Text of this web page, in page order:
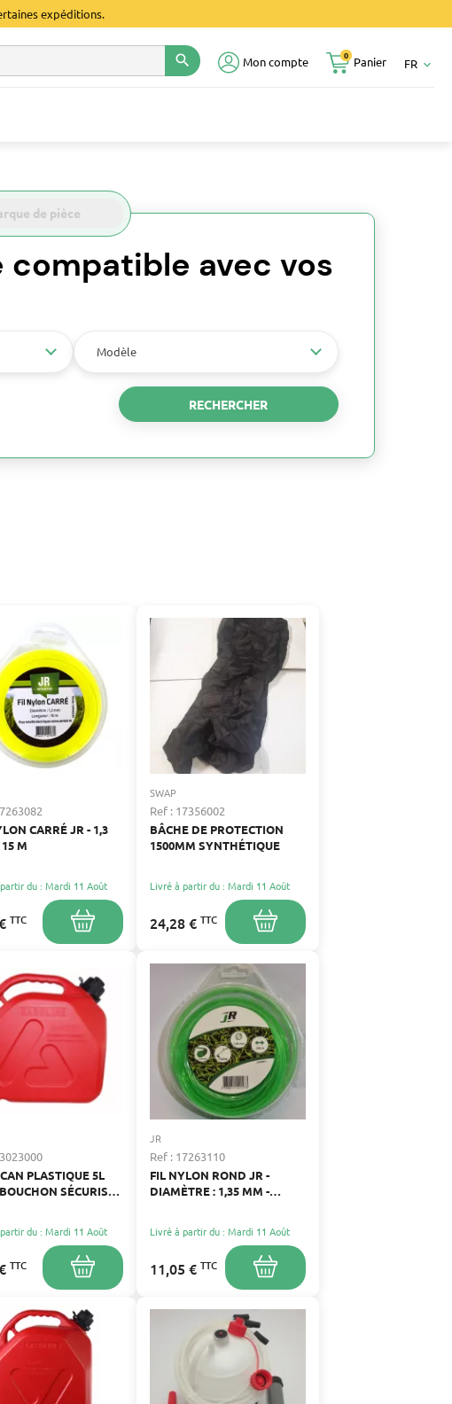
expéditions.
search Mon compte Panier
0
FR keyboard_arrow_down
de pièce
avec vos
Modèle
RECHERCHER
CARRÉ JR - 1,3
M
du : Mardi 11 Août
TTC
SWAP
Ref : 17356002
BÂCHE DE PROTECTION
1500MM SYNTHÉTIQUE
Livré à partir du : Mardi 11 Août
24,28 € TTC
PLASTIQUE 5L
SÉCURISÉ
du : Mardi 11 Août
TTC
JR
Ref : 17263110
FIL NYLON ROND JR -
DIAMÈTRE : 1,35 MM -
Livré à partir du : Mardi 11 Août
11,05 € TTC